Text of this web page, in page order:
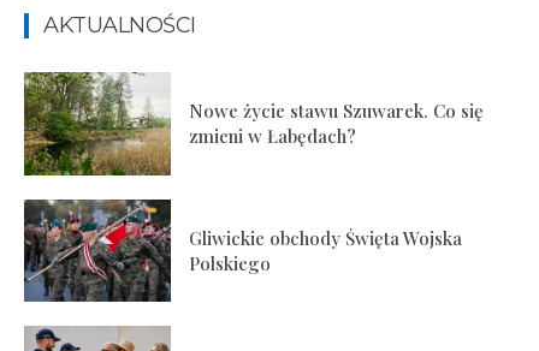
AKTUALNOŚCI
Nowe życie stawu Szuwarek. Co się
zmieni w Łabędach?
Gliwickie obchody Święta Wojska
Polskiego